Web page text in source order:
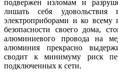
подвержен изломам и
лишать себя удовольствия
электроприборами и ко всему
безопасности своего дома,
алюминиевого провода на
алюминия прекрасно
сводит к минимуму риск
подключенных к сети.